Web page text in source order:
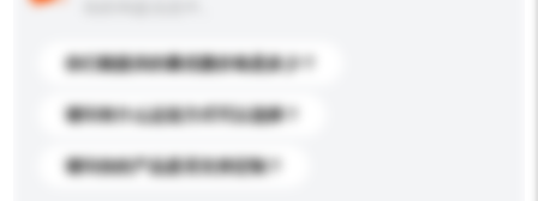
你们能提供的最优惠价格是多少？
请问有什么运送方式可以选择？
请问你的产品是否支持定制？